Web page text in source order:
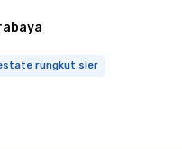
rungkut sier